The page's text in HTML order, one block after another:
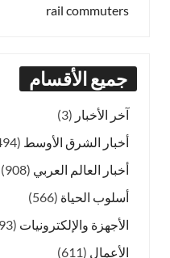
rail commuters
جميع الأقسام
آخر الأخبار (3)
أخبار الشرق الأوسط (494)
أخبار العالم العربي (908)
أسلوب الحياة (566)
الأجهزة والإلكترونيات (1٬393)
الأعمال (611)